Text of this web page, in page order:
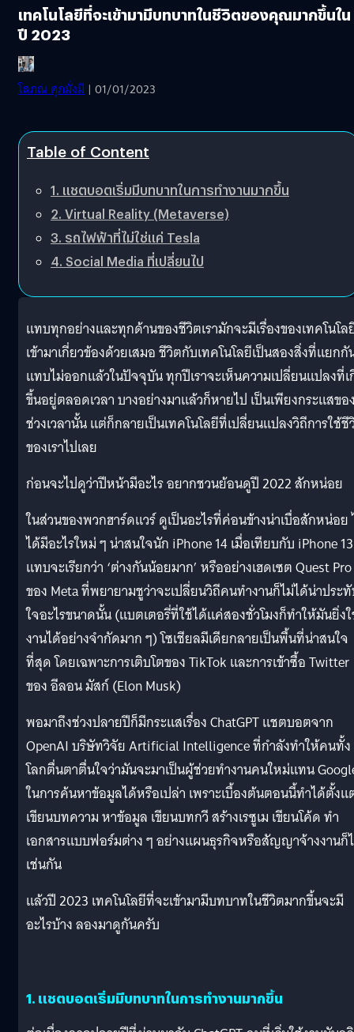
เทคโนโลยีที่จะเข้ามามีบทบาทในชีวิตของคุณมากขึ้นใน
ปี 2023
โสภณ ศุภมั่งมี | 01/01/2023
Table of Content
1. แชตบอตเริ่มมีบทบาทในการทำงานมากขึ้น
2. Virtual Reality (Metaverse)
3. รถไฟฟ้าที่ไม่ใช่แค่ Tesla
4. Social Media ที่เปลี่ยนไป
แทบทุกอย่างและทุกด้านของชีวิตเรามักจะมีเรื่องของเทคโนโล
เข้ามาเกี่ยวข้องด้วยเสมอ ชีวิตกับเทคโนโลยีเป็นสองสิ่งที่แยกกั
แทบไม่ออกแล้วในปัจจุบัน ทุกปีเราจะเห็นความเปลี่ยนแปลงที่
ขึ้นอยู่ตลอดเวลา บางอย่างมาแล้วก็หายไป เป็นเพียงกระแสขอ
ช่วงเวลานั้น แต่ก็กลายเป็นเทคโนโลยีที่เปลี่ยนแปลงวิถีการใช้
ของเราไปเลย
ก่อนจะไปดูว่าปีหน้ามีอะไร อยากชวนย้อนดูปี 2022 สักหน่อย
ในส่วนของพวกฮาร์ดแวร์ ดูเป็นอะไรที่ค่อนข้างน่าเบื่อสักหน่อย
ได้มีอะไรใหม่ ๆ น่าสนใจนัก iPhone 14 เมื่อเทียบกับ iPhone 13
แทบจะเรียกว่า ‘ต่างกันน้อยมาก’ หรืออย่างเฮดเซต Quest Pro
ของ Meta ที่พยายามชูว่าจะเปลี่ยนวิถีคนทำงานก็ไม่ได้น่าประ
ใจอะไรขนาดนั้น (แบตเตอรี่ที่ใช้ได้แค่สองชั่วโมงก็ทำให้มันยิ่ง
งานได้อย่างจำกัดมาก ๆ) โซเชียลมีเดียกลายเป็นพื้นที่น่าสนใจ
ที่สุด โดยเฉพาะการเติบโตของ TikTok และการเข้าซื้อ Twitter
ของ อีลอน มัสก์ (Elon Musk)
พอมาถึงช่วงปลายปีก็มีกระแสเรื่อง ChatGPT แชตบอตจาก
OpenAI บริษัทวิจัย Artificial Intelligence ที่กำลังทำให้คนทั้ง
โลกตื่นตาตื่นใจว่ามันจะมาเป็นผู้ช่วยทำงานคนใหม่แทน
ในการค้นหาข้อมูลได้หรือเปล่า เพราะเบื้องต้นตอนนี้ทำได้ตั้งแ
เขียนบทความ หาข้อมูล เขียนบทกวี สร้างเรซูเม เขียนโค้ด ทำ
เอกสารแบบฟอร์มต่าง ๆ อย่างแผนธุรกิจหรือสัญญาจ้างงานก็
เช่นกัน
แล้วปี 2023 เทคโนโลยีที่จะเข้ามามีบทบาทในชีวิตมากขึ้นจะมี
อะไรบ้าง ลองมาดูกันครับ
1. แชตบอตเริ่มมีบทบาทในการทำงานมากขึ้น